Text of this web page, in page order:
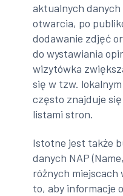
aktualnych
otwarcia, po
dodawanie zdjęć
do wystawiania
wizytówka
się w tzw.
często znajduje
listami stron.
Istotne jest także
danych NAP
różnych miejscach
to, aby informacje